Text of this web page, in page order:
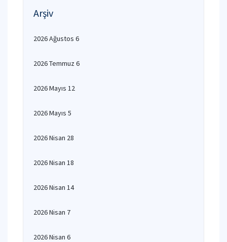
Arşiv
2026 Ağustos 6
2026 Temmuz 6
2026 Mayıs 12
2026 Mayıs 5
2026 Nisan 28
2026 Nisan 18
2026 Nisan 14
2026 Nisan 7
2026 Nisan 6